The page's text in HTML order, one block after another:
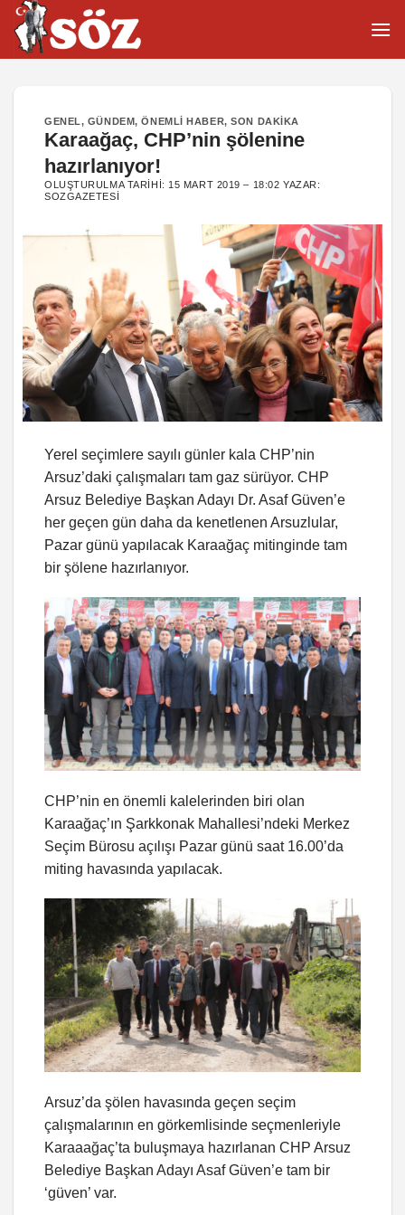
İçeriğe
atla
GENEL, GÜNDEM,ÖNEMLI HABER,SON DAKIKA
Karaağaç, CHP’nin şölenine
hazırlanıyor!
OLUŞTURULMA TARIHI: 15 MART 2019 – 18:02 YAZAR:
SOZGAZETESI
Yerel seçimlere sayılı günler kala CHP’nin
Arsuz’daki çalışmaları tam gaz sürüyor. CHP
Arsuz Belediye Başkan Adayı Dr. Asaf Güven’e
her geçen gün daha da kenetlenen Arsuzlular,
Pazar günü yapılacak Karaağaç mitinginde tam
bir şölene hazırlanıyor.
CHP’nin en önemli kalelerinden biri olan
Karaağaç’ın Şarkkonak Mahallesi’ndeki Merkez
Seçim Bürosu açılışı Pazar günü saat 16.00’da
miting havasında yapılacak.
Arsuz’da şölen havasında geçen seçim
çalışmalarının en görkemlisinde seçmenleriyle
Karaaağaç’ta buluşmaya hazırlanan CHP Arsuz
Belediye Başkan Adayı Asaf Güven’e tam bir
‘güven’ var.